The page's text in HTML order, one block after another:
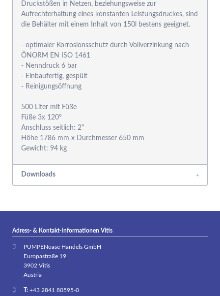
Druckstößen in Netzen, beziehungsweise zur
Aufrechterhaltung eines konstanten Leistungsdruckes, sind
die Behälter mit einem Inhalt von 150l bestens geeignet.
- optimaler Korrosionsschutz durch Vollverzinkung nach
ÖNORM EN ISO 1461
- Nenndruck 6 bar
- Einbaufertig, gespült
- Reinigungsöffnung
500 Liter mit Füße
Füße 3x 120°
Anschluss seitlich: 2"
Höhe 1786 mm x Durchmesser 650 mm
Downloads
Adress- & Kontakt-Informationen Vitis
PUMPENoase Handels GmbH
Europastraße 19
3902 Vitis
Austria
T:+43 2841 80595-0